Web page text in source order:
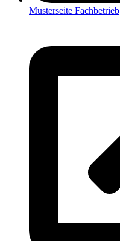
Musterseite Fachbetrieb